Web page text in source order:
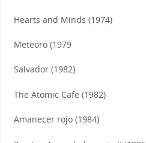
Hearts and Minds (1974)
Meteoro (1979
Salvador (1982)
The Atomic Cafe (1982)
Amanecer rojo (1984)